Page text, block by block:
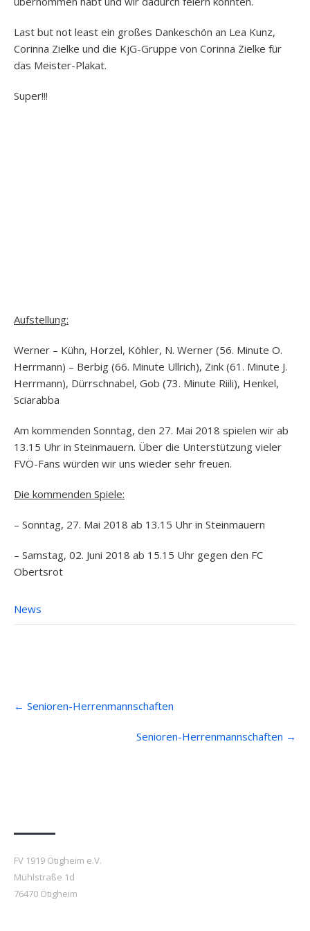
Last but not least ein großes Dankeschön an Lea Kunz,
Corinna Zielke und die KjG-Gruppe von Corinna Zielke für
das Meister-Plakat.
Super!!!
Aufstellung:
Werner – Kühn, Horzel, Köhler, N. Werner (56. Minute O.
Herrmann) – Berbig (66. Minute Ullrich), Zink (61. Minute J.
Herrmann), Dürrschnabel, Gob (73. Minute Riili), Henkel,
Sciarabba
Am kommenden Sonntag, den 27. Mai 2018 spielen wir ab
13.15 Uhr in Steinmauern. Über die Unterstützung vieler
FVÖ-Fans würden wir uns wieder sehr freuen.
Die kommenden Spiele:
– Sonntag, 27. Mai 2018 ab 13.15 Uhr in Steinmauern
– Samstag, 02. Juni 2018 ab 15.15 Uhr gegen den FC
Obertsrot
News
navigation
← Senioren-Herrenmannschaften
Senioren-Herrenmannschaften →
FV 1919 Ötigheim e.V.
Mühlstraße 1d
76470 Ötigheim